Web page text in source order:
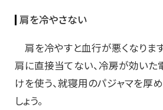
肩を冷やさない
肩を冷やすと血行が悪くなりま
肩に直接当てない、冷房が効い
けを使う、就寝用のパジャマを厚
しょう。